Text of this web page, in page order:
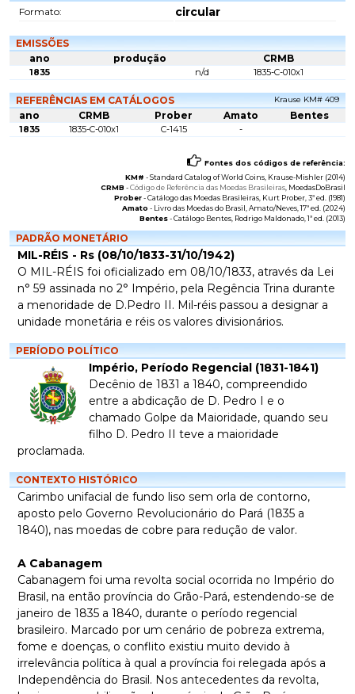
Formato:
circular
EMISSÕES
ano
produção CRMB
1835 n/d 1835-C-010x1
REFERÊNCIAS EM CATÁLOGOS Krause KM# 409
ano CRMB Prober Amato Bentes
1835 1835-C-010x1 C-1415 -
Fontes dos códigos de referência:
KM# -Standard Catalog of World Coins , Krause-Mishler (2014)
CRMB -Código de Referência das Moedas Brasileiras , MoedasDoBrasil
Prober-Catálogo das Moedas Brasileiras , Kurt Prober, 3ª ed. (1981)
Amato - Livro das Moedas do Brasil , Amato/Neves, 17ª ed. (2024)
Bentes-Catálogo Bentes , Rodrigo Maldonado, 1ª ed. (2013)
PADRÃO MONETÁRIO
MIL-RÉIS - Rs (08/10/1833-31/10/1942)
O MIL-RÉIS foi oficializado em 08/10/1833, através da Lei
n° 59 assinada no 2° Império, pela Regência Trina durante
a menoridade de D.Pedro II. Mil-réis passou a designar a
unidade monetária e réis os valores divisionários.
PERÍODO POLÍTICO
Império, Período Regencial (1831-1841)
Decênio de 1831 a 1840, compreendido
entre a abdicação de D. Pedro I e o
chamado Golpe da Maioridade, quando seu
filho D. Pedro II teve a maioridade
proclamada.
CONTEXTO HISTÓRICO
Carimbo unifacial de fundo liso sem orla de contorno,
aposto pelo Governo Revolucionário do Pará (1835 a
1840), nas moedas de cobre para redução de valor.
A Cabanagem
Cabanagem foi uma revolta social ocorrida no Império do
Brasil, na então província do Grão-Pará, estendendo-se de
janeiro de 1835 a 1840, durante o período regencial
brasileiro. Marcado por um cenário de pobreza extrema,
fome e doenças, o conflito existiu muito devido à
irrelevância política à qual a província foi relegada após a
Independência do Brasil. Nos antecedentes da revolta,